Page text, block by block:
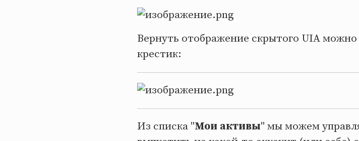
Вернуть отображение скрытого UIA можно
крестик:
Из списка "Мои активы" мы можем